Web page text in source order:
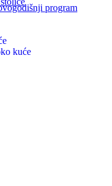
program
kuće